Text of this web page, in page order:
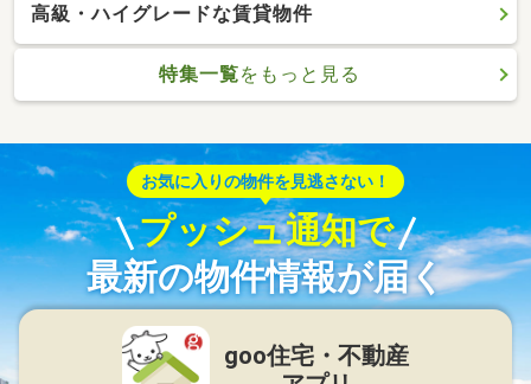
高級・ハイグレードな賃貸物件
特集一覧をもっと見る
お気に入りの物件を見逃さない！
プッシュ通知で
最新の物件情報が届く
goo住宅・不動産